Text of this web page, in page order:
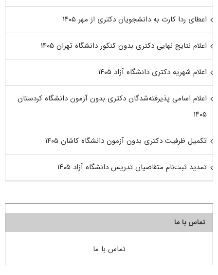
اعطای ردا کارت به دانشجویان دکتری از مهر ۱۴۰۵
اعلام نتایج نهایی دکتری بدون کنکور دانشگاه تهران ۱۴۰۵
اعلام شهریه دکتری دانشگاه آزاد ۱۴۰۵
اعلام اسامی پذیرفته‌شدگان دکتری بدون آزمون دانشگاه کردستان
۱۴۰۵
تکمیل ظرفیت دکتری بدون آزمون دانشگاه کاشان ۱۴۰۵
تمدید ثبت‌نام متقاضیان تدریس دانشگاه آزاد ۱۴۰۵
تماس با ما
تماس با ما